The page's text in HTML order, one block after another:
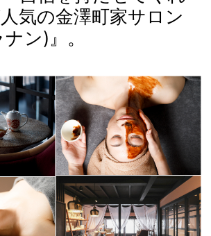
気の金澤町家サロン
ン)』。